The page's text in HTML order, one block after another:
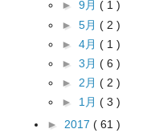
► 9月 ( 1 )
► 5月 ( 2 )
► 4月 ( 1 )
► 3月 ( 6 )
► 2月 ( 2 )
► 1月 ( 3 )
► 2017 ( 61 )